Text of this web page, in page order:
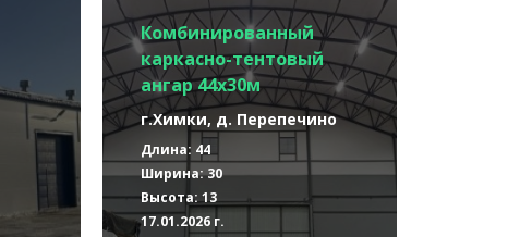
Комбинированный
каркасно-тентовый
ангар 44х30м
г.Химки, д. Перепечино
Длина: 44
Ширина: 30
Высота: 13
17.01.2026 г.